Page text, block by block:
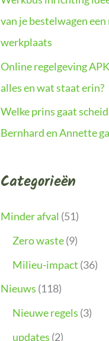
van je bestelwagen
werkplaats
Online regelgeving
alles en wat staat erin?
Welke prins gaat
Bernhard en Annette
Categorieën
Minder afval (51)
Zero waste(9)
Milieu-impact (36)
Nieuws (118)
Nieuwe regels (3)
updates (2)